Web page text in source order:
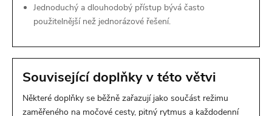
Jednoduchý a dlouhodobý přístup bývá často
použitelnější než jednorázové řešení.
Související doplňky v této větvi
Některé doplňky se běžně zařazují jako součást režimu
zaměřeného na močové cesty, pitný rytmus a každodenní